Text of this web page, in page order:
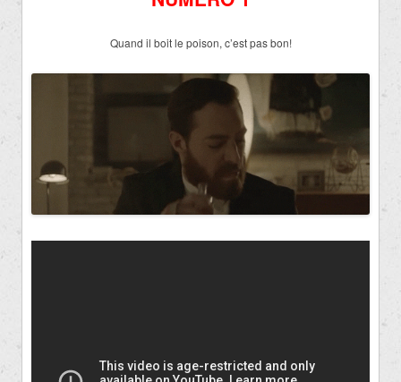
Quand il boit le poison, c’est pas bon!